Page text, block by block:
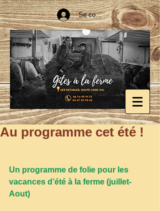
Se connecter
Au programme cet été !
Un programme de folie pour les
vacances d’été à la ferme (juillet-
Aout)